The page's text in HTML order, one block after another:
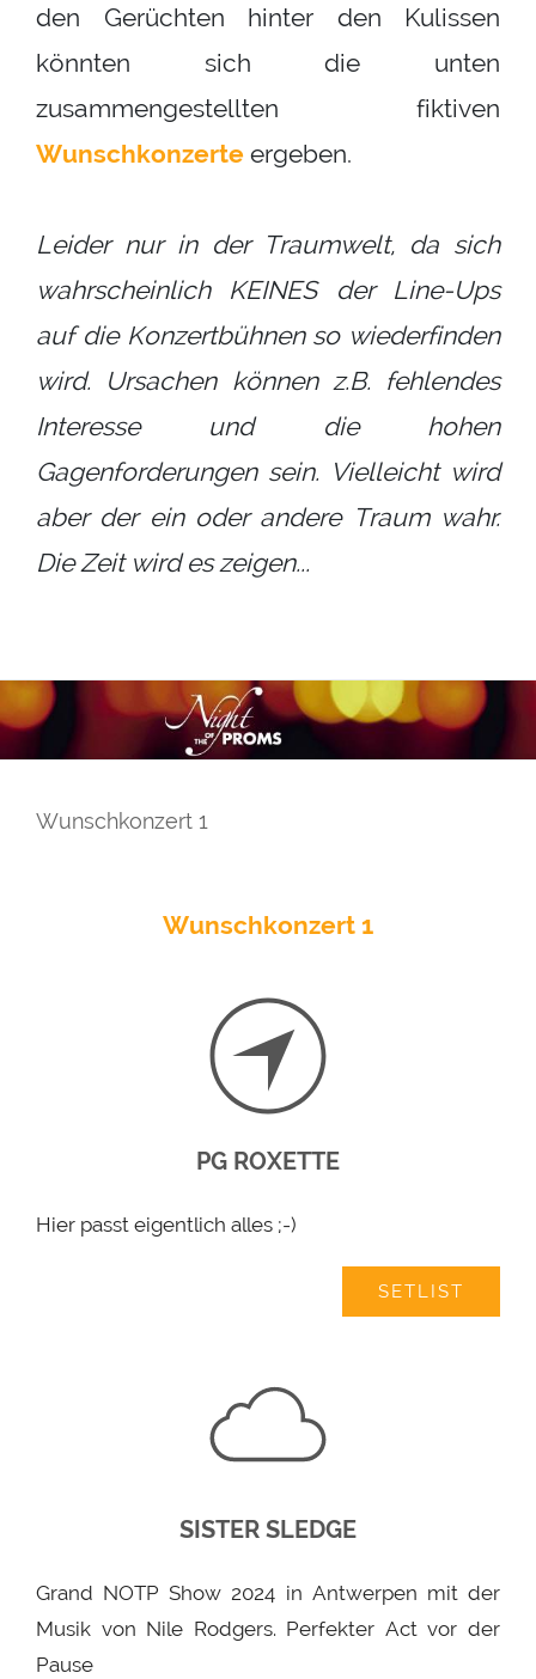
den Gerüchten hinter den Kulissen
könnten sich die unten
zusammengestellten fiktiven
Wunschkonzerte ergeben.
Leider nur in der Traumwelt, da sich
wahrscheinlich KEINES der Line-Ups
auf die Konzertbühnen so wiederfinden
wird. Ursachen können z.B. fehlendes
Interesse und die hohen
Gagenforderungen sein. Vielleicht wird
aber der ein oder andere Traum wahr.
Die Zeit wird es zeigen...
Wunschkonzert 1
Wunschkonzert 1
PG ROXETTE
Hier passt eigentlich alles ;-)
SETLIST
SISTER SLEDGE
Grand NOTP Show 2024 in Antwerpen mit der
Musik von Nile Rodgers. Perfekter Act vor der
Pause